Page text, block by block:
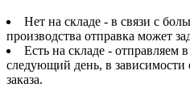
Нет на складе - в связи с
производства отправка может
Есть на складе - отправляем
следующий день, в
заказа.